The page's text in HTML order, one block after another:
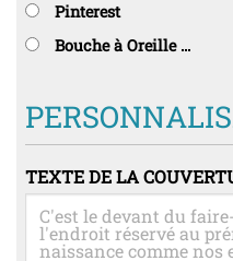
Pinterest
Bouche à Oreille ...
TEXTE DE LA